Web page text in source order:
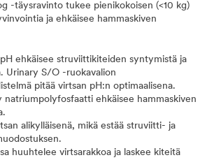
-täysravinto tukee pienikokoisen (<10 kg)
ja ehkäisee hammaskiven
ehkäisee struviittikiteiden syntymistä ja
Urinary S/O -ruokavalion
pitää virtsan pH:n optimaalisena.
natriumpolyfosfaatti ehkäisee hammaskiven
alikylläisenä, mikä estää struviitti- ja
huuhtelee virtsarakkoa ja laskee kiteitä